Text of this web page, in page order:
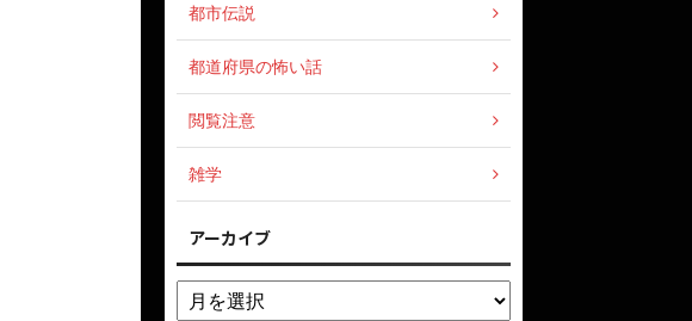
都市伝説
都道府県の怖い話
閲覧注意
雑学
アーカイブ